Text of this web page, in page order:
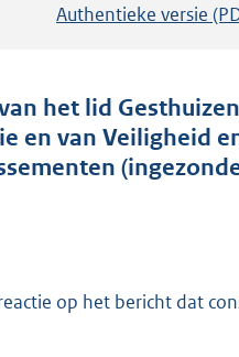
Authentieke versie
het lid
en van Veiligheid
op het bericht dat